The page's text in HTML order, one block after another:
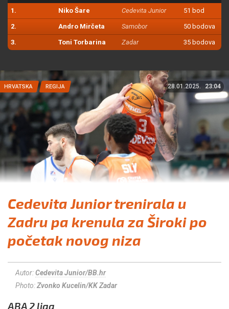
1. Niko Šare Cedevita Junior 51 bod
2. Andro Mirčeta Samobor 50 bodova
3. Toni Torbarina Zadar 35 bodova
HRVATSKA REGIJA 28.01.2025. 23:04
Cedevita Junior trenirala u
Zadru pa krenula za Široki po
početak novog niza
Autor:Cedevita Junior/BB.hr
Photo:Zvonko Kucelin/KK Zadar
ABA 2 liga